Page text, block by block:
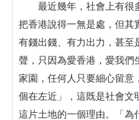
最近幾年，社會上有很
把香港說得一無是處，但其
有錢出錢、有力出力，甚至
聲，只因為愛香港，愛我們
家園，任何人只要細心留意
個在左近」，這既是社會文
這片土地的一個理由。「為